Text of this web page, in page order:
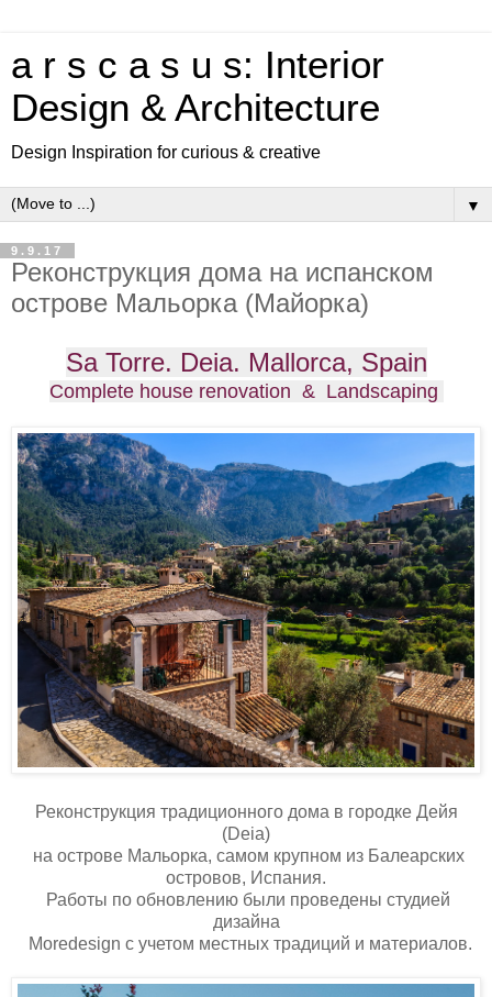
a r s c a s u s: Interior
Design & Architecture
Design Inspiration for curious & creative
▼
9.9.17
Реконструкция дома на испанском
острове Мальорка (Майорка)
Sa Torre. Deia. Mallorca, Spain
Complete house renovation & Landscaping
Реконструкция традиционного дома в городке Дейя
(Deia)
на острове Мальорка, самом крупном из Балеарских
островов, Испания.
Работы по обновлению были проведены студией
дизайна
Moredesign с учетом местных традиций и материалов.